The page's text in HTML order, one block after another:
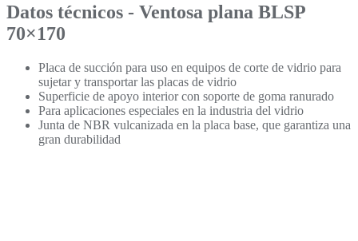
Datos técnicos - Ventosa plana BLSP
70×170
Placa de succión para uso en equipos de corte de vidrio para
sujetar y transportar las placas de vidrio
Superficie de apoyo interior con soporte de goma ranurado
Para aplicaciones especiales en la industria del vidrio
Junta de NBR vulcanizada en la placa base, que garantiza una
gran durabilidad